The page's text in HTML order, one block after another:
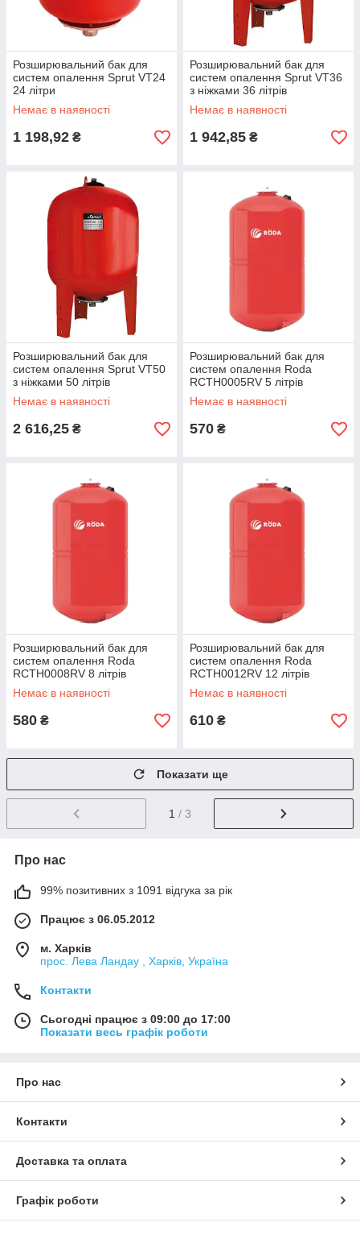
Розширювальний бак для
систем опалення Sprut VT24
24 літри
Немає в наявності
1 198,92 ₴
Розширювальний бак для
систем опалення Sprut VT36
з ніжками 36 літрів
Немає в наявності
1 942,85 ₴
Розширювальний бак для
систем опалення Sprut VT50
з ніжками 50 літрів
Немає в наявності
2 616,25 ₴
Розширювальний бак для
систем опалення Roda
RCTH0005RV 5 літрів
Немає в наявності
570 ₴
Розширювальний бак для
систем опалення Roda
RCTH0008RV 8 літрів
Немає в наявності
580 ₴
Розширювальний бак для
систем опалення Roda
RCTH0012RV 12 літрів
Немає в наявності
610 ₴
Показати ще
1 / 3
Про нас
99% позитивних з 1091 відгука за рік
Працює з 06.05.2012
м. Харків
прос. Лева Ландау , Харків, Україна
Контакти
Сьогодні працює з 09:00 до 17:00
Показати весь графік роботи
Про нас
Контакти
Доставка та оплата
Графік роботи